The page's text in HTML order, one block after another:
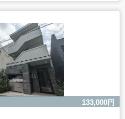
133,000円